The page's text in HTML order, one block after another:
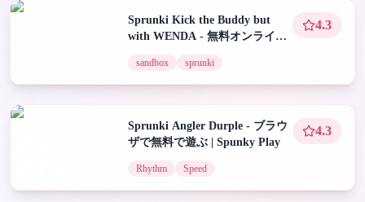
Sprunki Kick the Buddy but
with WENDA - 無料オンライン
4.3
sandbox sprunki
Sprunki Angler Durple - ブラウ
ザで無料で遊ぶ | Spunky Play
4.3
Rhythm Speed